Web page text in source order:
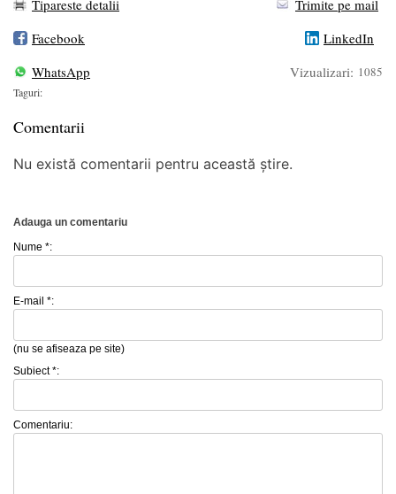
Tipareste detalii
Trimite pe mail
Facebook
LinkedIn
WhatsApp
Vizualizari: 1085
Taguri:
Comentarii
Nu există comentarii pentru această știre.
Adauga un comentariu
Nume *:
E-mail *:
(nu se afiseaza pe site)
Subiect *:
Comentariu: